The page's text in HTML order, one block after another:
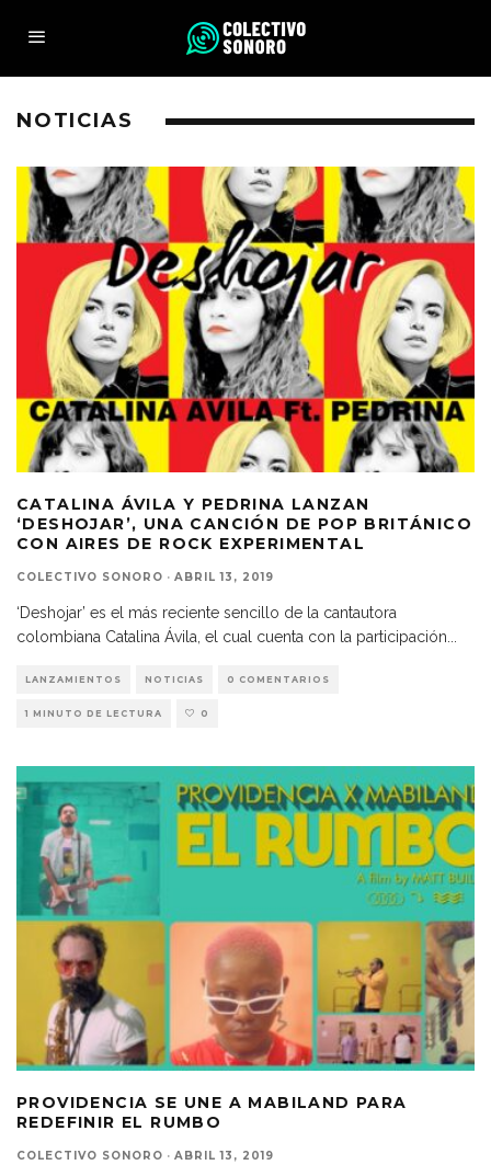
NOTICIAS
CATALINA ÁVILA Y PEDRINA LANZAN
‘DESHOJAR’, UNA CANCIÓN DE POP BRITÁNICO
CON AIRES DE ROCK EXPERIMENTAL
COLECTIVO SONORO · ABRIL 13, 2019
‘Deshojar’ es el más reciente sencillo de la cantautora
colombiana Catalina Ávila, el cual cuenta con la participación
LANZAMIENTOS NOTICIAS 0 COMENTARIOS
1 MINUTO DE LECTURA 0
PROVIDENCIA SE UNE A MABILAND PARA
REDEFINIR EL RUMBO
COLECTIVO SONORO · ABRIL 13, 2019